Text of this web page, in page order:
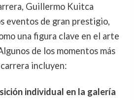
Guillermo Kuitca
eventos de gran prestigio,
una figura clave en el arte
de los momentos más
incluyen:
individual en la galería